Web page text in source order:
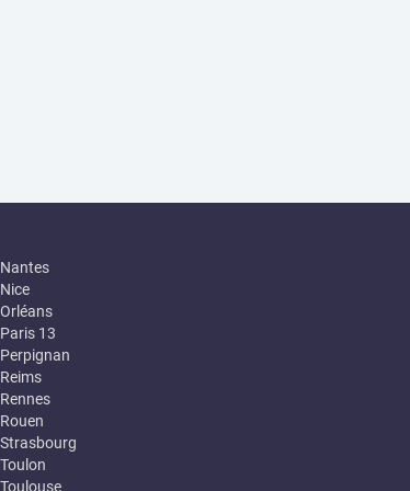
Nantes
Nice
Orléans
Paris 13
Perpignan
Reims
Rennes
Rouen
Strasbourg
Toulon
Toulouse